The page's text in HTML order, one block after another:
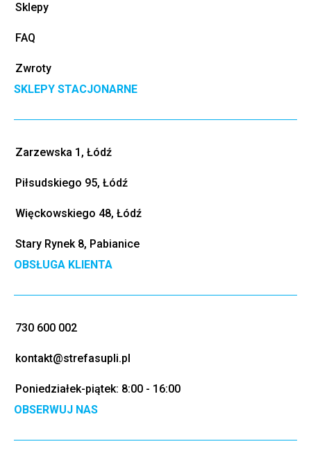
Sklepy
FAQ
Zwroty
SKLEPY STACJONARNE
Zarzewska 1, Łódź
Piłsudskiego 95, Łódź
Więckowskiego 48, Łódź
Stary Rynek 8, Pabianice
OBSŁUGA KLIENTA
730 600 002
kontakt@strefasupli.pl
Poniedziałek-piątek: 8:00 - 16:00
OBSERWUJ NAS